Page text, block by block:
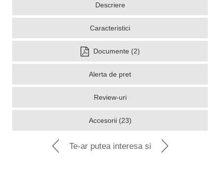
Descriere
Caracteristici
Documente (2)
Alerta de pret
Review-uri
Accesorii (23)
Te-ar putea interesa si